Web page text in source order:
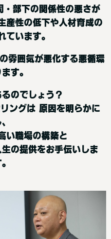
部下の関係性の悪さが
産性の低下や人材育成の
ています。
雰囲気が悪化する悪循環
す。
のでしょう？
ングは 原因を明らかに
、
い職場の構築と
の提供をお手伝いしま